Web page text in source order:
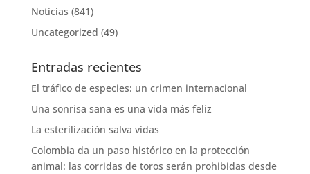
Noticias (841)
Uncategorized (49)
Entradas recientes
El tráfico de especies: un crimen internacional
Una sonrisa sana es una vida más feliz
La esterilización salva vidas
Colombia da un paso histórico en la protección
animal: las corridas de toros serán prohibidas desde